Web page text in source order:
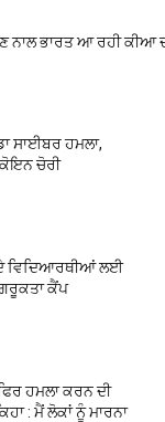
ਭਾਰਤ ਆ ਰਹੀ ਕੀਆ
ਸਾਈਬਰ ਹਮਲਾ,
ਚੋਰੀ
ਦੇ ਵਿਦਿਆਰਥੀਆਂ ਲਈ
ਕੈਂਪ
ਹਮਲਾ ਕਰਨ ਦੀ
: ਮੈਂ ਲੋਕਾਂ ਨੂੰ ਮਾਰਨਾ